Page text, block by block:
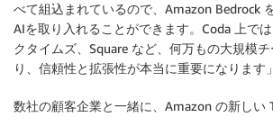
べて組込まれているので、Amazon Bedrock
AIを取り入れることができます。Coda 上で
クタイムズ、Square など、何万もの大規模
り、信頼性と拡張性が本当に重要になります」
数社の顧客企業と一緒に、Amazon の新しい